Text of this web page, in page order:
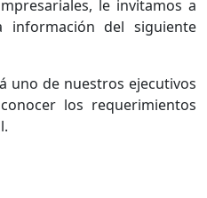
le invitamos a
información del siguiente
uno de nuestros ejecutivos
los requerimientos